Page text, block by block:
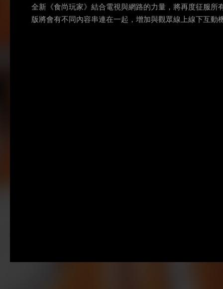
全新《食尚玩家》結合電視與網路的力量，將再度征服
版將會有不同內容串連在一起，增加與觀眾線上線下互動機